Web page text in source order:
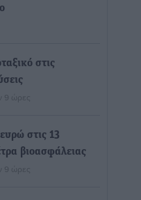
στις
9 ώρες
στις 13
βιοασφάλειας
9 ώρες